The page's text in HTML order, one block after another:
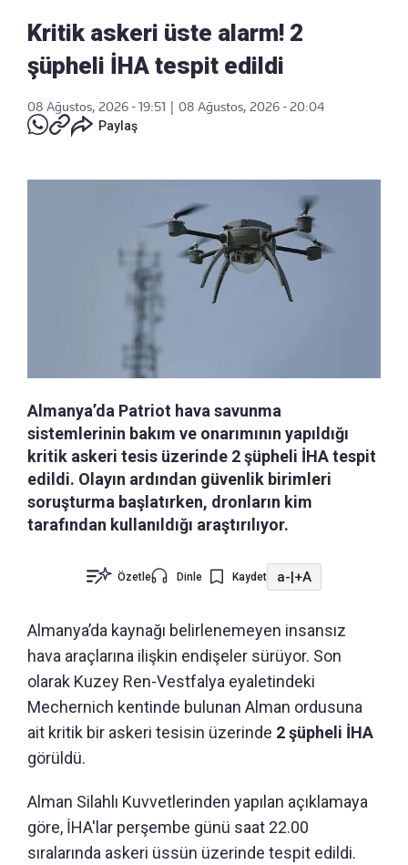
Kritik askeri üste alarm! 2
şüpheli İHA tespit edildi
08 Ağustos, 2026 - 19:51
08 Ağustos, 2026 - 20:04
Paylaş
Almanya’da Patriot hava savunma
sistemlerinin bakım ve onarımının yapıldığı
kritik askeri tesis üzerinde 2 şüpheli İHA tespit
edildi. Olayın ardından güvenlik birimleri
soruşturma başlatırken, dronların kim
tarafından kullanıldığı araştırılıyor.
Özetle Dinle Kaydet a-|+A
Almanya’da kaynağı belirlenemeyen insansız
hava araçlarına ilişkin endişeler sürüyor. Son
olarak Kuzey Ren-Vestfalya eyaletindeki
Mechernich kentinde bulunan Alman ordusuna
ait kritik bir askeri tesisin üzerinde 2 şüpheli İHA
görüldü.
Alman Silahlı Kuvvetlerinden yapılan açıklamaya
göre, İHA'lar perşembe günü saat 22.00
sıralarında askeri üssün üzerinde tespit edildi.